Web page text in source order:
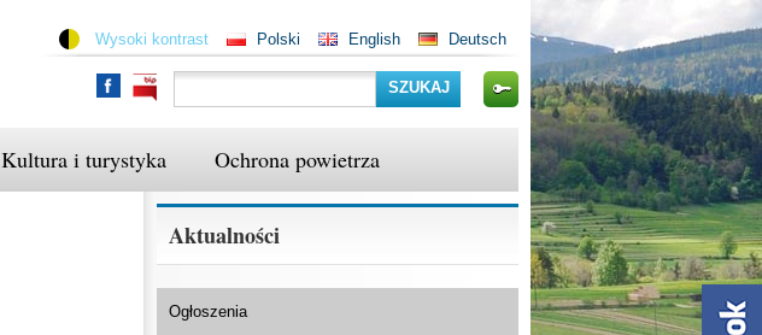
Polski English Deutsch
Wysoki kontrast
Szukaj
Kultura i turystyka Ochrona powietrza
Aktualności
Ogłoszenia